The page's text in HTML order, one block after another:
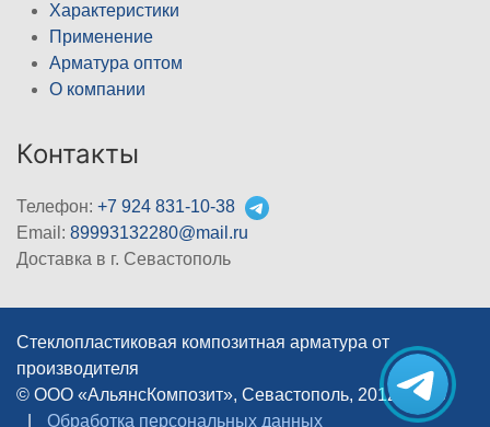
Характеристики
Применение
Арматура оптом
О компании
Контакты
Телефон: +7 924 831-10-38
Email: 89993132280@mail.ru
Доставка в г. Севастополь
Стеклопластиковая композитная арматура от
производителя
© ООО «АльянсКомпозит», Севастополь, 2012–2026
Обработка персональных данных